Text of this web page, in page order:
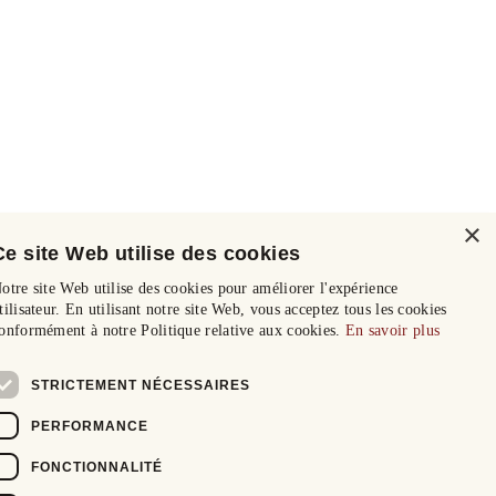
×
site Web utilise des cookies
site Web utilise des cookies pour améliorer l'expérience
En utilisant notre site Web, vous acceptez tous les cookies
à notre Politique relative aux cookies. En savoir plus
STRICTEMENT NÉCESSAIRES
PERFORMANCE
FONCTIONNALITÉ